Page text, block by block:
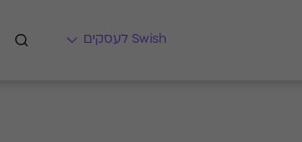
Swish לעסקים